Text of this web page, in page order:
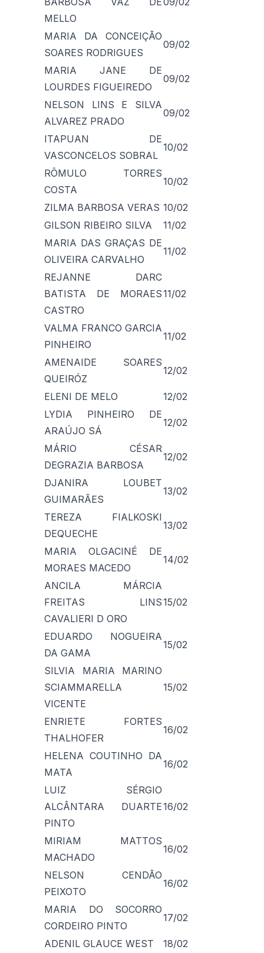
MELLO
MARIA DA CONCEIÇÃO
SOARES RODRIGUES
09/02
MARIA JANE DE
LOURDES FIGUEIREDO
09/02
NELSON LINS E SILVA
ALVAREZ PRADO
09/02
ITAPUAN DE
VASCONCELOS SOBRAL
10/02
RÔMULO TORRES
COSTA
10/02
ZILMA BARBOSA VERAS 10/02
GILSON RIBEIRO SILVA
11/02
MARIA DAS GRAÇAS DE
OLIVEIRA CARVALHO
11/02
REJANNE DARC
BATISTA DE MORAES
CASTRO
11/02
VALMA FRANCO GARCIA
PINHEIRO
11/02
AMENAIDE SOARES
QUEIRÓZ
12/02
ELENI DE MELO
12/02
LYDIA PINHEIRO DE
ARAÚJO SÁ
12/02
MÁRIO CÉSAR
DEGRAZIA BARBOSA
12/02
DJANIRA LOUBET
GUIMARÃES
13/02
TEREZA FIALKOSKI
DEQUECHE
13/02
MARIA OLGACINÉ DE
MORAES MACEDO
14/02
ANCILA MÁRCIA
FREITAS LINS
CAVALIERI D ORO
15/02
EDUARDO NOGUEIRA
DA GAMA
15/02
SILVIA MARIA MARINO
SCIAMMARELLA
VICENTE
15/02
ENRIETE FORTES
THALHOFER
16/02
HELENA COUTINHO DA
MATA
16/02
LUIZ SÉRGIO
ALCÂNTARA DUARTE
PINTO
16/02
MIRIAM MATTOS
MACHADO
16/02
NELSON CENDÃO
PEIXOTO
16/02
MARIA DO SOCORRO
CORDEIRO PINTO
17/02
ADENIL GLAUCE WEST
18/02